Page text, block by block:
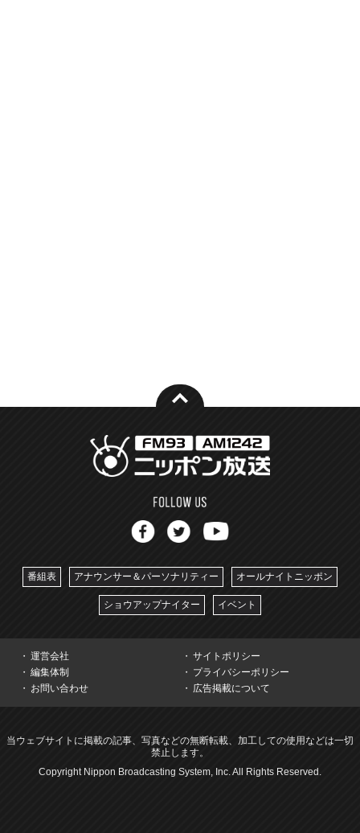
番組表 アナウンサー＆パーソナリティー オールナイトニッポン
ショウアップナイター イベント
運営会社
サイトポリシー
編集体制
プライバシーポリシー
お問い合わせ
広告掲載について
当ウェブサイトに掲載の記事、写真などの無断転載、加工しての使用などは一切
禁止します。
Copyright Nippon Broadcasting System, Inc. All Rights Reserved.